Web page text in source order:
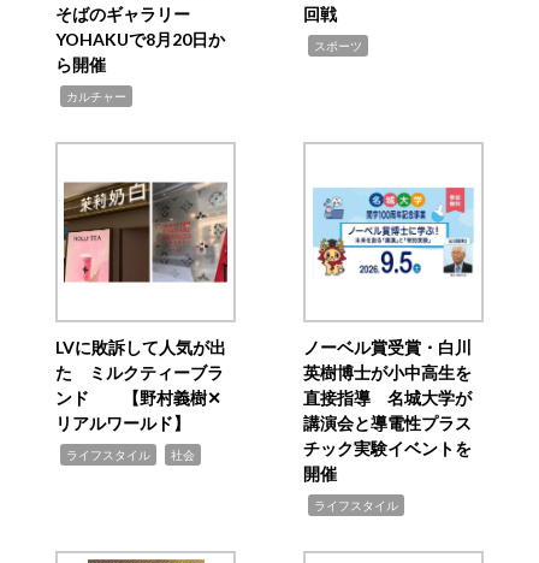
そばのギャラリー
YOHAKUで8月20日か
ら開催
カルチャー
回戦
スポーツ
LVに敗訴して人気が出
た ミルクティーブラ
ンド 【野村義樹✕
リアルワールド】
ライフスタイル 社会
ノーベル賞受賞・白川
英樹博士が小中高生を
直接指導 名城大学が
講演会と導電性プラス
チック実験イベントを
開催
ライフスタイル